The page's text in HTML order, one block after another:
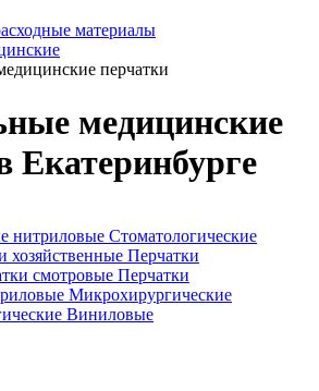
материалы
перчатки
медицинские
Екатеринбурге
нитриловые Стоматологические
хозяйственные Перчатки
смотровые Перчатки
Микрохирургические
Виниловые